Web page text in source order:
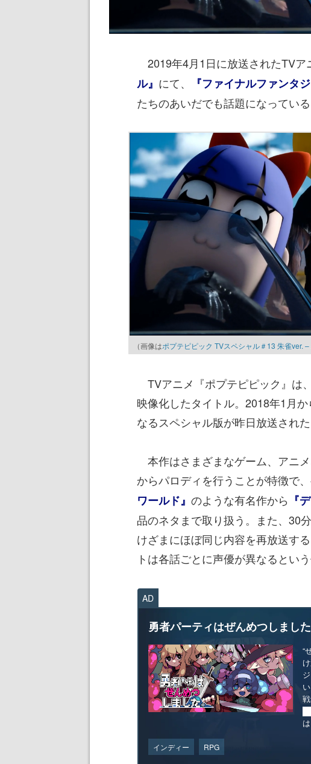
2019年4月1日に放送されたTVア
ル』 にて、 『ファイナルファンタジ
たちのあいだでも話題になっている
（画像はポプテピピック TVスペシャル＃13 朱雀ver.
TVアニメ『ポプテピピック』は
映像化したタイトル。2018年1月
なるスペシャル版が昨日放送された
本作はさまざまなゲーム、アニ
からパロディを行うことが特徴で
ワールド』 のような有名作から 『
品のネタまで取り扱う。また、30
けざまにほぼ同じ内容を再放送す
トは各話ごとに声優が異なるとい
AD
勇者パーティはぜんめつしました
“
インディー RPG